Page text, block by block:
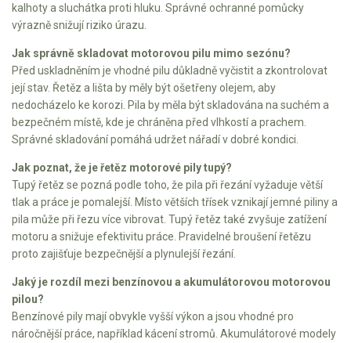
Elektrické tříkolky pro seniory
Elektrické čtyřkolky
Náhradní díly
Zahradní traktory
Řetězové pily
Náhradní díly pro křovinořezy
Náhradní díly pro sekačky
kalhoty a sluchátka proti hluku. Správné ochranné pomůcky
výrazně snižují riziko úrazu.
Jak správně skladovat motorovou pilu mimo sezónu?
Před uskladněním je vhodné pilu důkladně vyčistit a zkontrolovat
její stav. Řetěz a lišta by měly být ošetřeny olejem, aby
nedocházelo ke korozi. Pila by měla být skladována na suchém a
bezpečném místě, kde je chráněna před vlhkostí a prachem.
Správné skladování pomáhá udržet nářadí v dobré kondici.
Jak poznat, že je řetěz motorové pily tupý?
Tupý řetěz se pozná podle toho, že pila při řezání vyžaduje větší
tlak a práce je pomalejší. Místo větších třísek vznikají jemné piliny a
pila může při řezu více vibrovat. Tupý řetěz také zvyšuje zatížení
motoru a snižuje efektivitu práce. Pravidelné broušení řetězu
proto zajišťuje bezpečnější a plynulejší řezání.
Jaký je rozdíl mezi benzínovou a akumulátorovou motorovou
pilou?
Benzínové pily mají obvykle vyšší výkon a jsou vhodné pro
náročnější práce, například kácení stromů. Akumulátorové modely